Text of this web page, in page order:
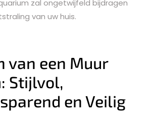
zal ongetwijfeld bijdragen
van uw huis.
van een Muur
Stijlvol,
en Veilig